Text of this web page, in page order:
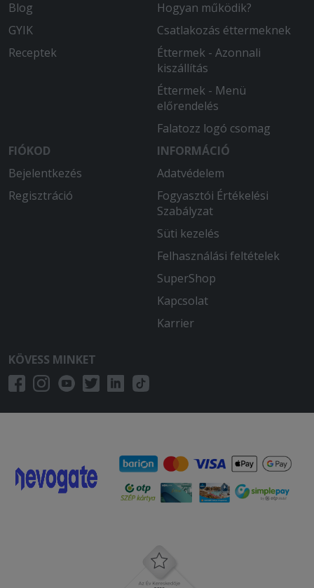
Nagyon finom volt az étel,friss volt a
saláta,nagy adagot kaptunk .
Az étel finom volt, a futár udvarias és
Blog
GYIK
Receptek
Hogyan működik?
Csatlakozás éttermeknek
Éttermek - Azonnali
kiszállítás
Éttermek - Menü
előrendelés
Falatozz logó csomag
FIÓKOD
Bejelentkezés
Regisztráció
INFORMÁCIÓ
Adatvédelem
Fogyasztói Értékelési
Szabályzat
Süti kezelés
Felhasználási feltételek
SuperShop
Kapcsolat
Karrier
KÖVESS MINKET